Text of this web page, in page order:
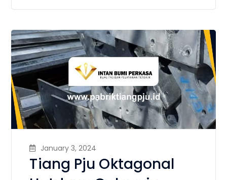
January 3, 2024
Tiang Pju Oktagonal